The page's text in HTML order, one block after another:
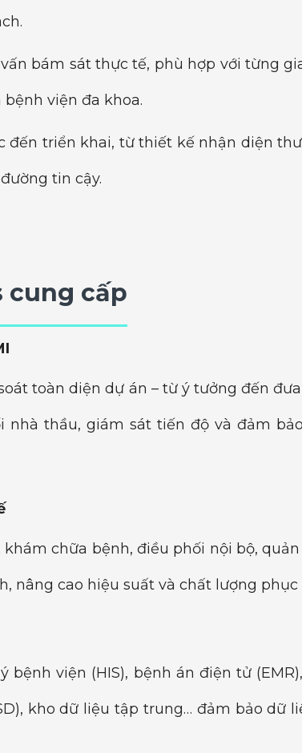
bám sát thực tế, phù hợp với từng
viện đa khoa.
đến triển khai, từ thiết kế nhận diện
tin cậy.
cung cấp
toàn diện dự án – từ ý tưởng đến
nhà thầu, giám sát tiến độ và đảm
chữa bệnh, điều phối nội bộ,
nâng cao hiệu suất và chất lượng phục
viện (HIS), bệnh án điện tử
kho dữ liệu tập trung… đảm bảo dữ